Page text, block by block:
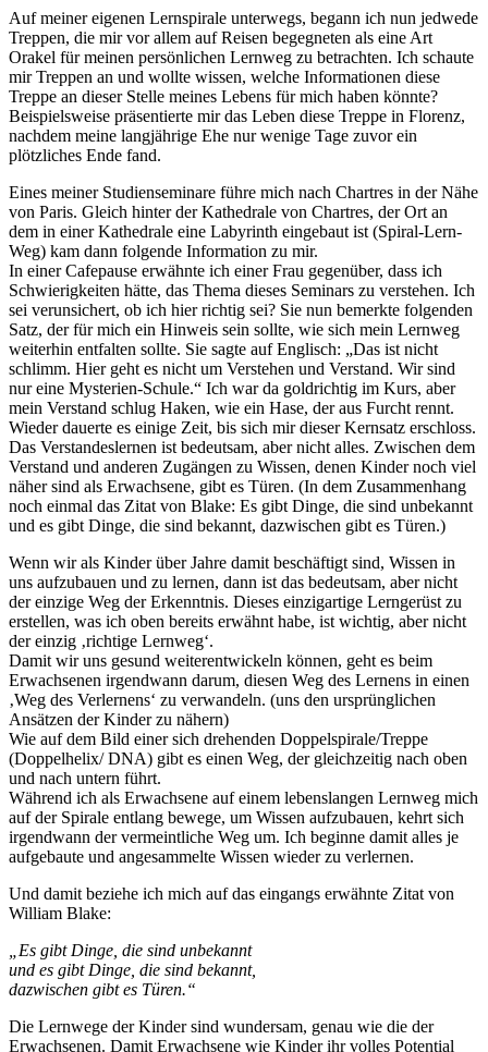
Auf meiner eigenen Lernspirale unterwegs, begann ich nun jedwede
Treppen, die mir vor allem auf Reisen begegneten als eine Art
Orakel für meinen persönlichen Lernweg zu betrachten. Ich schaute
mir Treppen an und wollte wissen, welche Informationen diese
Treppe an dieser Stelle meines Lebens für mich haben könnte?
Beispielsweise präsentierte mir das Leben diese Treppe in Florenz,
nachdem meine langjährige Ehe nur wenige Tage zuvor ein
plötzliches Ende fand.
Eines meiner Studienseminare führe mich nach Chartres in der Nähe
von Paris. Gleich hinter der Kathedrale von Chartres, der Ort an
dem in einer Kathedrale eine Labyrinth eingebaut ist (Spiral-Lern-
Weg) kam dann folgende Information zu mir.
In einer Cafepause erwähnte ich einer Frau gegenüber, dass ich
Schwierigkeiten hätte, das Thema dieses Seminars zu verstehen. Ich
sei verunsichert, ob ich hier richtig sei? Sie nun bemerkte folgenden
Satz, der für mich ein Hinweis sein sollte, wie sich mein Lernweg
weiterhin entfalten sollte. Sie sagte auf Englisch: „Das ist nicht
schlimm. Hier geht es nicht um Verstehen und Verstand. Wir sind
nur eine Mysterien-Schule.“ Ich war da goldrichtig im Kurs, aber
mein Verstand schlug Haken, wie ein Hase, der aus Furcht rennt.
Wieder dauerte es einige Zeit, bis sich mir dieser Kernsatz erschloss.
Das Verstandeslernen ist bedeutsam, aber nicht alles. Zwischen dem
Verstand und anderen Zugängen zu Wissen, denen Kinder noch viel
näher sind als Erwachsene, gibt es Türen. (In dem Zusammenhang
noch einmal das Zitat von Blake: Es gibt Dinge, die sind unbekannt
und es gibt Dinge, die sind bekannt, dazwischen gibt es Türen.)
Wenn wir als Kinder über Jahre damit beschäftigt sind, Wissen in
uns aufzubauen und zu lernen, dann ist das bedeutsam, aber nicht
der einzige Weg der Erkenntnis. Dieses einzigartige Lerngerüst zu
erstellen, was ich oben bereits erwähnt habe, ist wichtig, aber nicht
der einzig ‚richtige Lernweg‘.
Damit wir uns gesund weiterentwickeln können, geht es beim
Erwachsenen irgendwann darum, diesen Weg des Lernens in einen
‚Weg des Verlernens‘ zu verwandeln. (uns den ursprünglichen
Ansätzen der Kinder zu nähern)
Wie auf dem Bild einer sich drehenden Doppelspirale/Treppe
(Doppelhelix/ DNA) gibt es einen Weg, der gleichzeitig nach oben
und nach untern führt.
Während ich als Erwachsene auf einem lebenslangen Lernweg mich
auf der Spirale entlang bewege, um Wissen aufzubauen, kehrt sich
irgendwann der vermeintliche Weg um. Ich beginne damit alles je
aufgebaute und angesammelte Wissen wieder zu verlernen.
Und damit beziehe ich mich auf das eingangs erwähnte Zitat von
William Blake:
„Es gibt Dinge, die sind unbekannt
und es gibt Dinge, die sind bekannt,
dazwischen gibt es Türen.“
Die Lernwege der Kinder sind wundersam, genau wie die der
Erwachsenen. Damit Erwachsene wie Kinder ihr volles Potential